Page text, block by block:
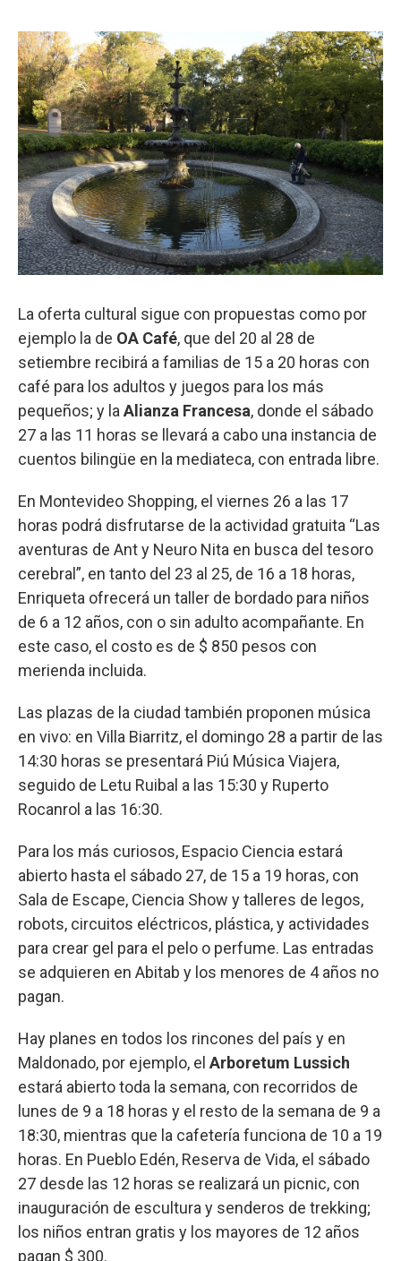
La oferta cultural sigue con propuestas como por
ejemplo la de OA Café, que del 20 al 28 de
setiembre recibirá a familias de 15 a 20 horas con
café para los adultos y juegos para los más
pequeños; y la Alianza Francesa, donde el sábado
27 a las 11 horas se llevará a cabo una instancia de
cuentos bilingüe en la mediateca, con entrada libre.
En Montevideo Shopping, el viernes 26 a las 17
horas podrá disfrutarse de la actividad gratuita “Las
aventuras de Ant y Neuro Nita en busca del tesoro
cerebral”, en tanto del 23 al 25, de 16 a 18 horas,
Enriqueta ofrecerá un taller de bordado para niños
de 6 a 12 años, con o sin adulto acompañante. En
este caso, el costo es de $ 850 pesos con
merienda incluida.
Las plazas de la ciudad también proponen música
en vivo: en Villa Biarritz, el domingo 28 a partir de las
14:30 horas se presentará Piú Música Viajera,
seguido de Letu Ruibal a las 15:30 y Ruperto
Rocanrol a las 16:30.
Para los más curiosos, Espacio Ciencia estará
abierto hasta el sábado 27, de 15 a 19 horas, con
Sala de Escape, Ciencia Show y talleres de legos,
robots, circuitos eléctricos, plástica, y actividades
para crear gel para el pelo o perfume. Las entradas
se adquieren en Abitab y los menores de 4 años no
pagan.
Hay planes en todos los rincones del país y en
Maldonado, por ejemplo, el Arboretum Lussich
estará abierto toda la semana, con recorridos de
lunes de 9 a 18 horas y el resto de la semana de 9 a
18:30, mientras que la cafetería funciona de 10 a 19
horas. En Pueblo Edén, Reserva de Vida, el sábado
27 desde las 12 horas se realizará un picnic, con
inauguración de escultura y senderos de trekking;
los niños entran gratis y los mayores de 12 años
pagan $ 300.